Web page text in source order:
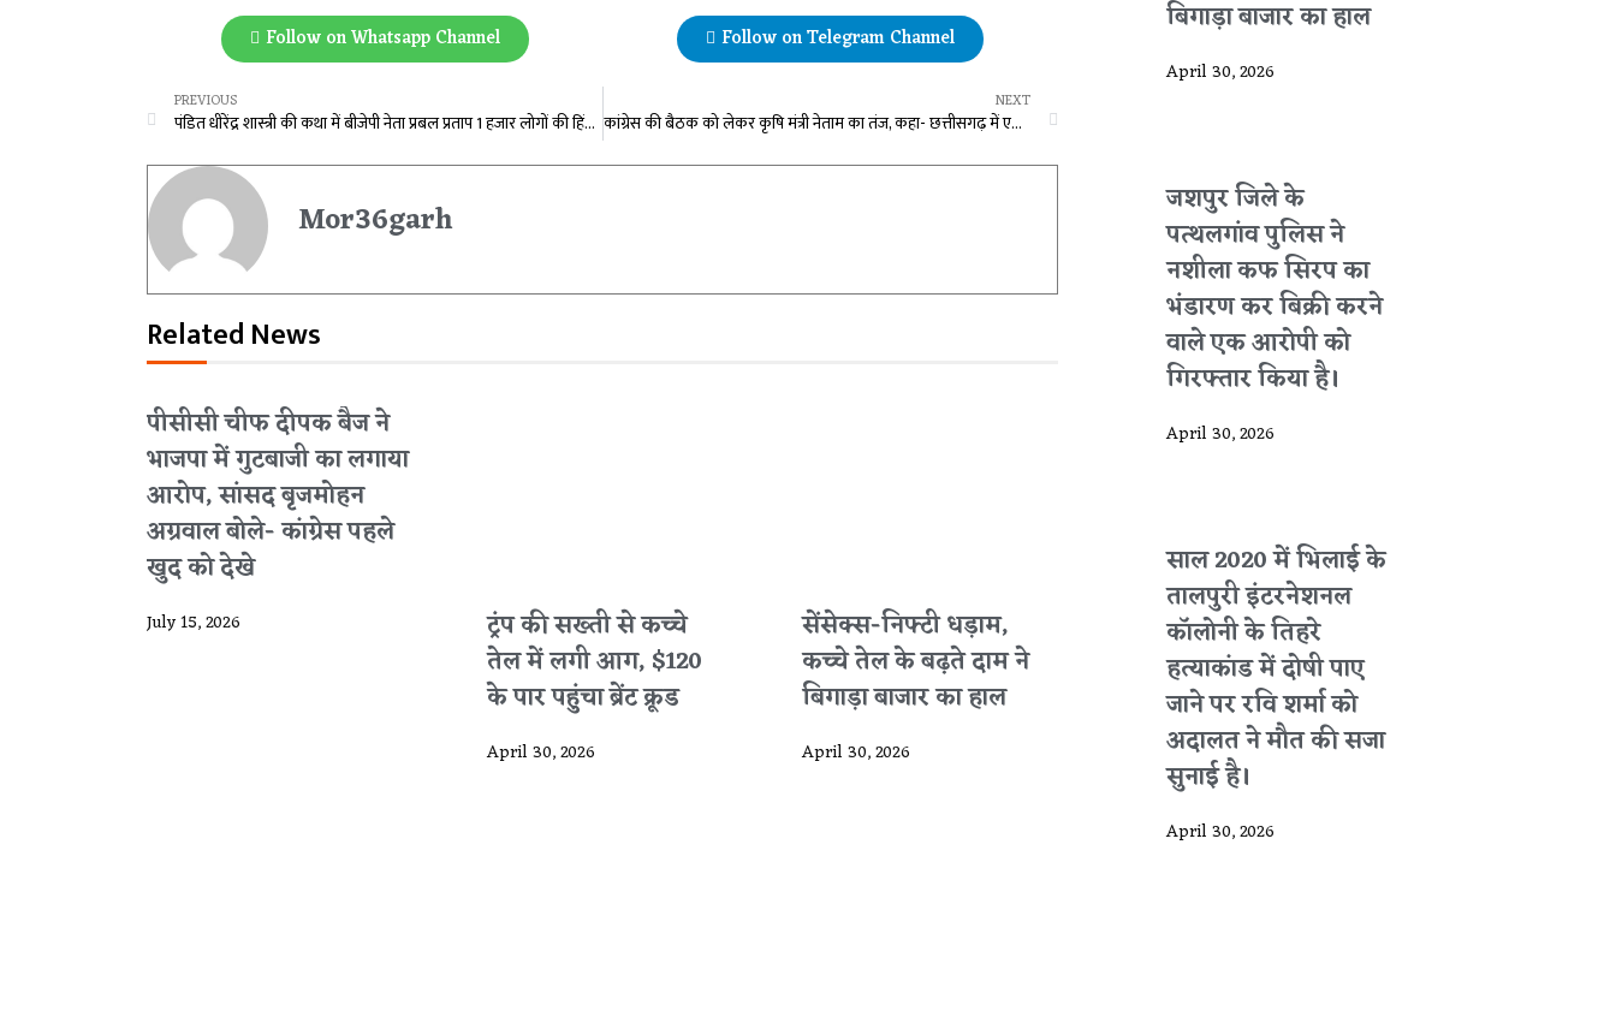
Follow on Whatsapp Channel Follow on Telegram Channel
PREVIOUS
पंडित धीरेंद्र शास्‍त्री की कथा में बीजेपी नेता प्रबल प्रताप 1 हजार लोगों की हिंदू धर्म में कराएंगे वापसी
NEXT
कांग्रेस की बैठक को लेकर कृषि मंत्री नेताम का तंज, कहा- छत्तीसगढ़ में एक भी सीट पाना अब उनके लिए बहुत मुश्किल का काम
Mor36garh
Related News
पीसीसी चीफ दीपक बैज ने
भाजपा में गुटबाजी का लगाया
आरोप, सांसद बृजमोहन
अग्रवाल बोले- कांग्रेस पहले
खुद को देखे
July 15, 2026
ट्रंप की सख्ती से कच्चे
तेल में लगी आग, $120
के पार पहुंचा ब्रेंट क्रूड
April 30, 2026
सेंसेक्स-निफ्टी धड़ाम,
कच्चे तेल के बढ़ते दाम ने
बिगाड़ा बाजार का हाल
April 30, 2026
बिगाड़ा बाजार का हाल
April 30, 2026
जशपुर जिले के
पत्थलगांव पुलिस ने
नशीला कफ सिरप का
भंडारण कर बिक्री करने
वाले एक आरोपी को
गिरफ्तार किया है।
April 30, 2026
साल 2020 में भिलाई के
तालपुरी इंटरनेशनल
कॉलोनी के तिहरे
हत्याकांड में दोषी पाए
जाने पर रवि शर्मा को
अदालत ने मौत की सजा
सुनाई है।
April 30, 2026